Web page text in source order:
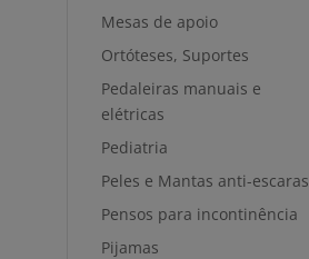
Mesas de apoio
Ortóteses, Suportes
Pedaleiras manuais e
elétricas
Pediatria
Peles e Mantas anti-escaras
Pensos para incontinência
Pijamas